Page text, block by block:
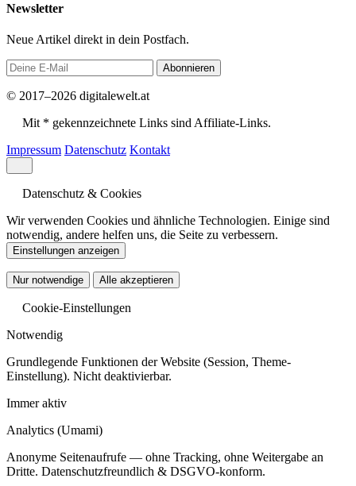
Newsletter
Neue Artikel direkt in dein Postfach.
Abonnieren
© 2017–2026 digitalewelt.at
Mit * gekennzeichnete Links sind Affiliate-Links.
Impressum Datenschutz Kontakt
Datenschutz & Cookies
Wir verwenden Cookies und ähnliche Technologien. Einige sind
notwendig, andere helfen uns, die Seite zu verbessern.
Einstellungen anzeigen
Nur notwendige Alle akzeptieren
Cookie-Einstellungen
Notwendig
Grundlegende Funktionen der Website (Session, Theme-
Einstellung). Nicht deaktivierbar.
Immer aktiv
Analytics (Umami)
Anonyme Seitenaufrufe — ohne Tracking, ohne Weitergabe an
Dritte. Datenschutzfreundlich & DSGVO-konform.